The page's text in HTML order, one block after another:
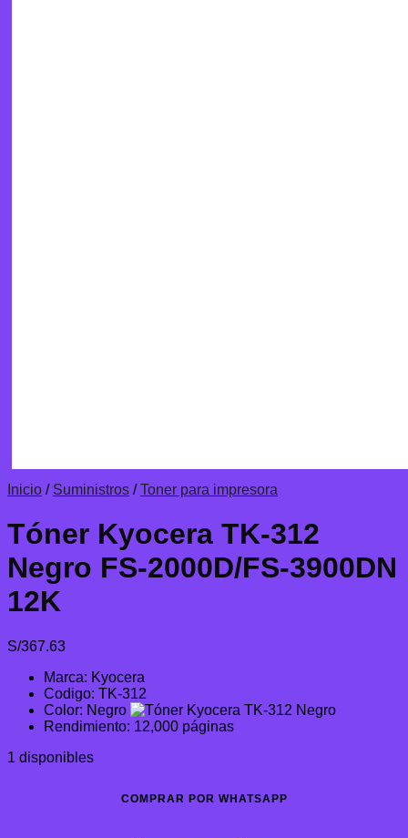
Inicio / Suministros / Toner para impresora
Tóner Kyocera TK-312
Negro FS-2000D/FS-3900DN
12K
S/367.63
Marca: Kyocera
Codigo: TK-312
Color: Negro
Rendimiento: 12,000 páginas
1 disponibles
COMPRAR POR WHATSAPP